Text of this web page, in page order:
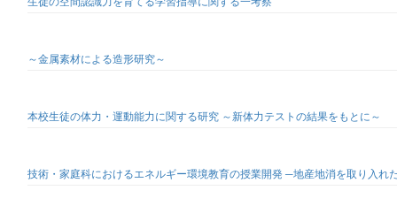
～金属素材による造形研究～
本校生徒の体力・運動能力に関する研究 ～新体力テストの結果をもとに～
技術・家庭科におけるエネルギー環境教育の授業開発 ─地産地消を取り入れ